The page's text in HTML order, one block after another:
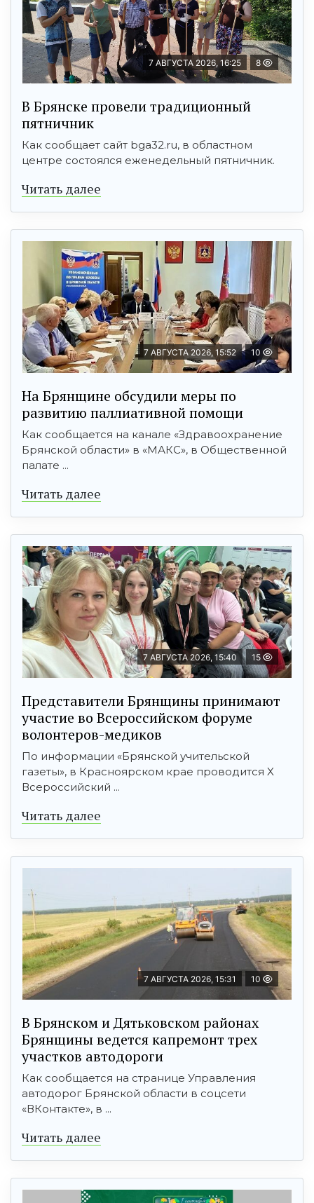
7 АВГУСТА 2026, 16:25 8
В Брянске провели традиционный
пятничник
Как сообщает сайт bga32.ru, в областном
центре состоялся еженедельный пятничник.
Читать далее
7 АВГУСТА 2026, 15:52 10
На Брянщине обсудили меры по
развитию паллиативной помощи
Как сообщается на канале «Здравоохранение
Брянской области» в «МАКС», в Общественной
палате ...
Читать далее
7 АВГУСТА 2026, 15:40 15
Представители Брянщины принимают
участие во Всероссийском форуме
волонтеров-медиков
По информации «Брянской учительской
газеты», в Красноярском крае проводится X
Всероссийский ...
Читать далее
7 АВГУСТА 2026, 15:31 10
В Брянском и Дятьковском районах
Брянщины ведется капремонт трех
участков автодороги
Как сообщается на странице Управления
автодорог Брянской области в соцсети
«ВКонтакте», в ...
Читать далее